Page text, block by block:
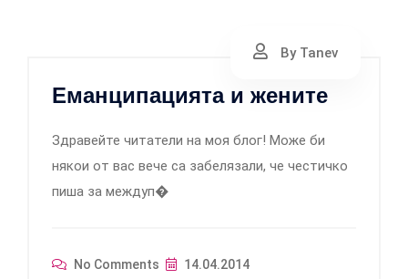
By Tanev
Еманципацията и жените
Здравейте читатели на моя блог! Може би
някои от вас вече са забелязали, че честичко
пиша за междуп�
No Comments 14.04.2014